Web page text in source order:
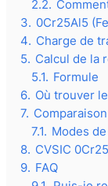
2.2.
3. 0Cr25Al5
4. Charge de
5. Calcul de la
5.1. Formule
6. Où trouver
7.
7.1. Modes
8. CVSIC
9. FAQ